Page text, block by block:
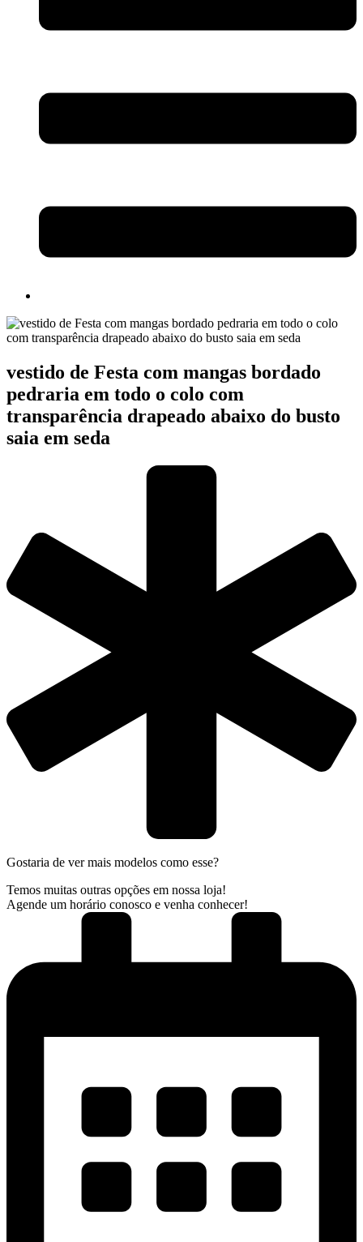
vestido de Festa com mangas bordado
pedraria em todo o colo com
transparência drapeado abaixo do busto
saia em seda
Gostaria de ver mais modelos como esse?
Temos muitas outras opções em nossa loja!
Agende um horário conosco e venha conhecer!